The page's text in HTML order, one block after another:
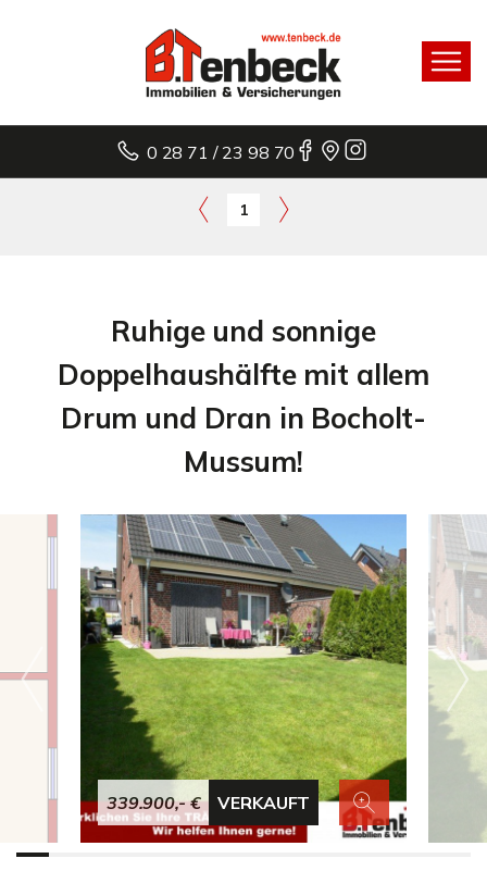
0 28 71 / 23 98 70
1
Ruhige und sonnige
Doppelhaushälfte mit allem
Drum und Dran in Bocholt-
Mussum!
339.900,- € VERKAUFT